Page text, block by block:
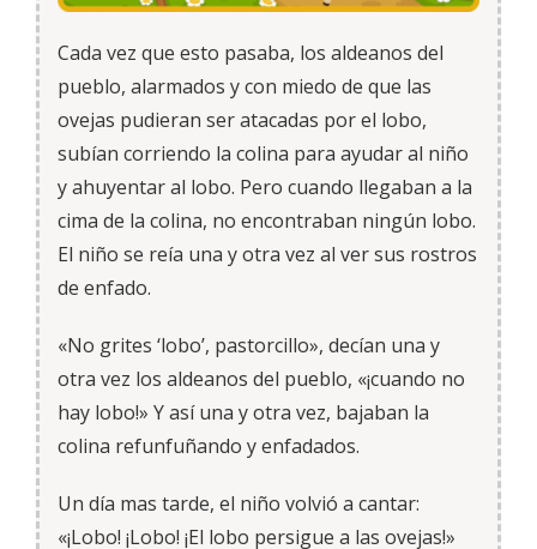
Cada vez que esto pasaba, los aldeanos del
pueblo, alarmados y con miedo de que las
ovejas pudieran ser atacadas por el lobo,
subían corriendo la colina para ayudar al niño
y ahuyentar al lobo. Pero cuando llegaban a la
cima de la colina, no encontraban ningún lobo.
El niño se reía una y otra vez al ver sus rostros
de enfado.
«No grites ‘lobo’, pastorcillo», decían una y
otra vez los aldeanos del pueblo, «¡cuando no
hay lobo!» Y así una y otra vez, bajaban la
colina refunfuñando y enfadados.
Un día mas tarde, el niño volvió a cantar:
«¡Lobo! ¡Lobo! ¡El lobo persigue a las ovejas!»